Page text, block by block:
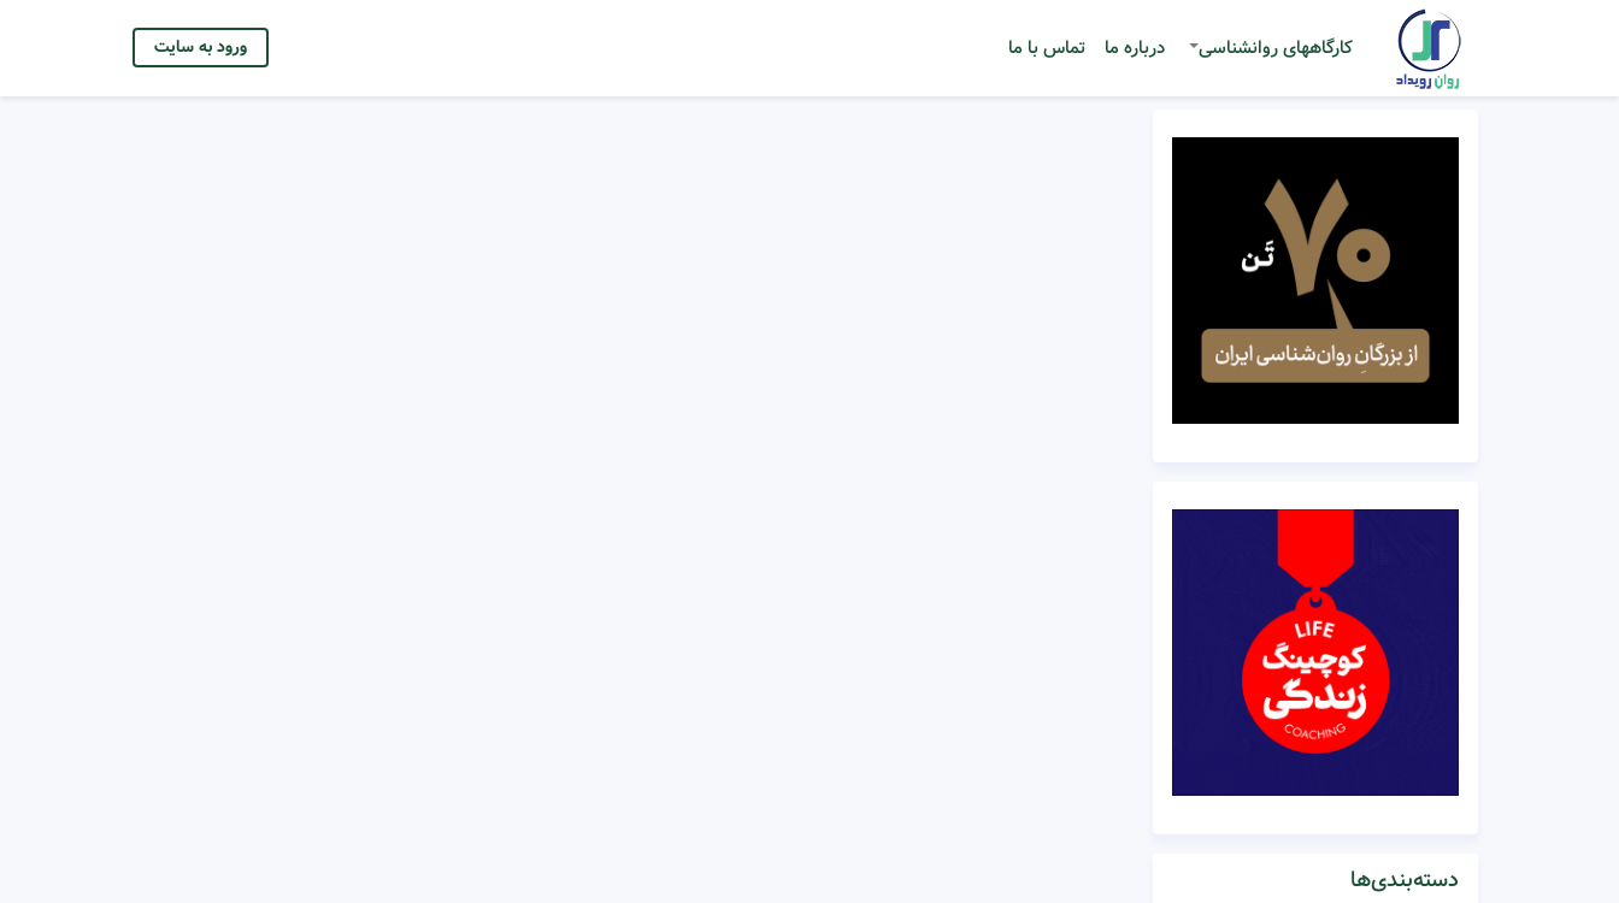
کارگاههای روانشناسی درباره ما تماس با ما ورود به سایت
دسته‌بندی‌ها